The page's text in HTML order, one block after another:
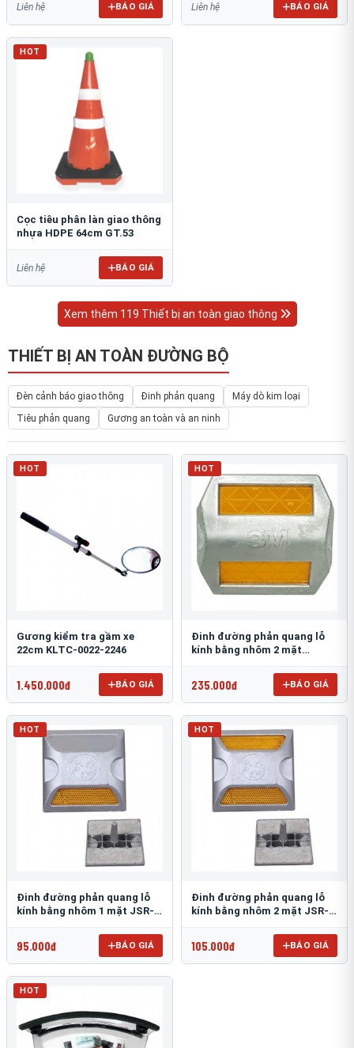
Liên hệ BÁO GIÁ Liên hệ BÁO GIÁ
HOT
Cọc tiêu phân làn giao thông
nhựa HDPE 64cm GT.53
Liên hệ BÁO GIÁ
Xem thêm 119 Thiết bị an toàn giao thông
THIẾT BỊ AN TOÀN ĐƯỜNG BỘ
Đèn cảnh báo giao thông Đinh phản quang
Máy dò kim loại
Tiêu phản quang
Gương an toàn và an ninh
HOT
Gương kiểm tra gầm xe
22cm KLTC-0022-2246
1.450.000đ BÁO GIÁ
HOT
Đinh đường phản quang lỗ
kính bằng nhôm 2 mặt
235.000đ BÁO GIÁ
HOT
Đinh đường phản quang lỗ
kính bằng nhôm 1 mặt JSR-
95.000đ BÁO GIÁ
HOT
Đinh đường phản quang lỗ
kính bằng nhôm 2 mặt JSR-
105.000đ BÁO GIÁ
HOT